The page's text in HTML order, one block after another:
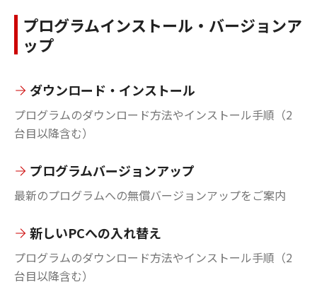
プログラムインストール・バージョンア
ップ
ダウンロード・インストール
プログラムのダウンロード方法やインストール手順（2
台目以降含む）
プログラムバージョンアップ
最新のプログラムへの無償バージョンアップをご案内
新しいPCへの入れ替え
プログラムのダウンロード方法やインストール手順（2
台目以降含む）